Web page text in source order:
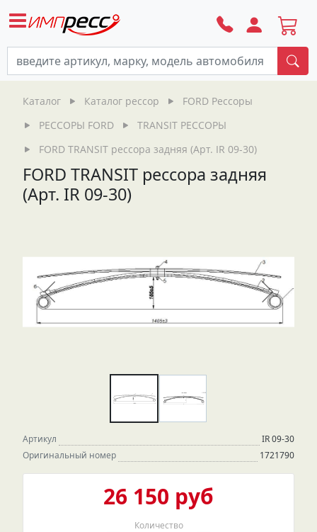
Каталог Каталог рессор
FORD Рессоры
РЕССОРЫ FORD
TRANSIT РЕССОРЫ
FORD TRANSIT рессора задняя (Арт. IR 09-30)
FORD TRANSIT рессора задняя
(Арт. IR 09-30)
Артикул
IR 09-30
Оригинальный номер
1721790
26 150 руб
Количество